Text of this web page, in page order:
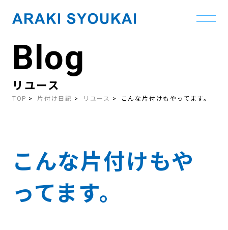
contentBlog
リユース
TOP 片付け日記 リユース こんな片付けもやってます。
こんな片付けもや
ってます。